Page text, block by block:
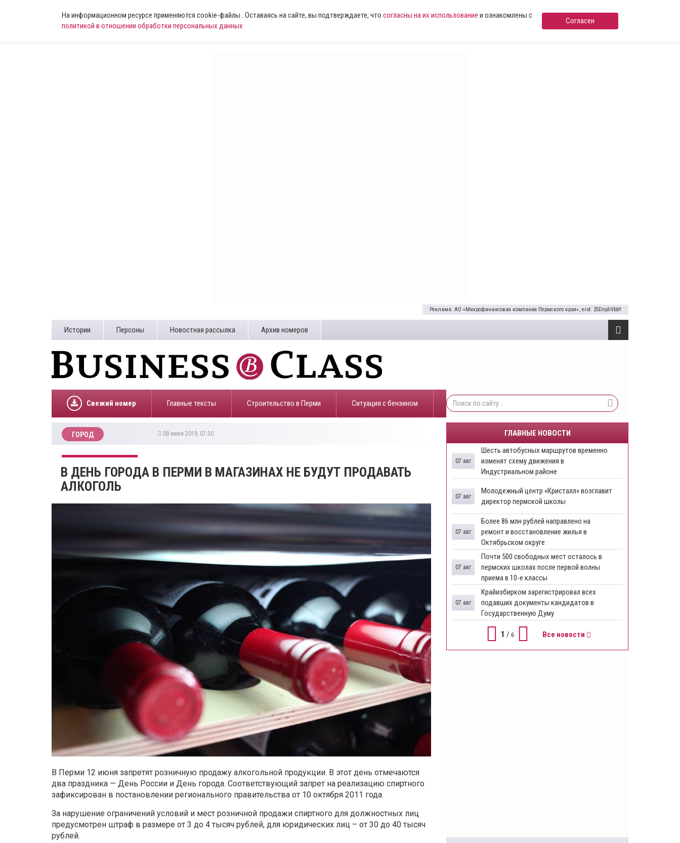
На информационном ресурсе применяются cookie-файлы . Оставаясь на сайте, вы подтверждаете, что согласны на их использование и ознакомлены с
политикой в отношении обработки персональных данных
Согласен
Реклама: АО «Микрофинансовая компания Пермского края», erid: 2SDnjdiVbbY
Истории Персоны Новостная рассылка Архив номеров
Свежий номер Главные тексты Строительство в Перми ​Ситуация с бензином
ГОРОД 08 июня 2019, 07:30
В ДЕНЬ ГОРОДА В ПЕРМИ В МАГАЗИНАХ НЕ БУДУТ ПРОДАВАТЬ
АЛКОГОЛЬ
В Перми 12 июня запретят розничную продажу алкогольной продукции. В этот день отмечаются
два праздника — День России и День города. Соответствующий запрет на реализацию спиртного
зафиксирован в постановлении регионального правительства от 10 октября 2011 года.
За нарушение ограничений условий и мест розничной продажи спиртного для должностных лиц
предусмотрен штраф в размере от 3 до 4 тысяч рублей, для юридических лиц – от 30 до 40 тысяч
рублей.
ГЛАВНЫЕ НОВОСТИ
Шесть автобусных маршрутов временно
изменят схему движения в
Индустриальном районе
07 авг
Молодежный центр «Кристалл» возглавит
директор пермской школы
07 авг
Более 86 млн рублей направлено на
ремонт и восстановление жилья в
Октябрьском округе
07 авг
Почти 500 свободных мест осталось в
пермских школах после первой волны
приема в 10-е классы
07 авг
Крайизбирком зарегистрировал всех
подавших документы кандидатов в
Государственную Думу
07 авг
1 / 6 Все новости